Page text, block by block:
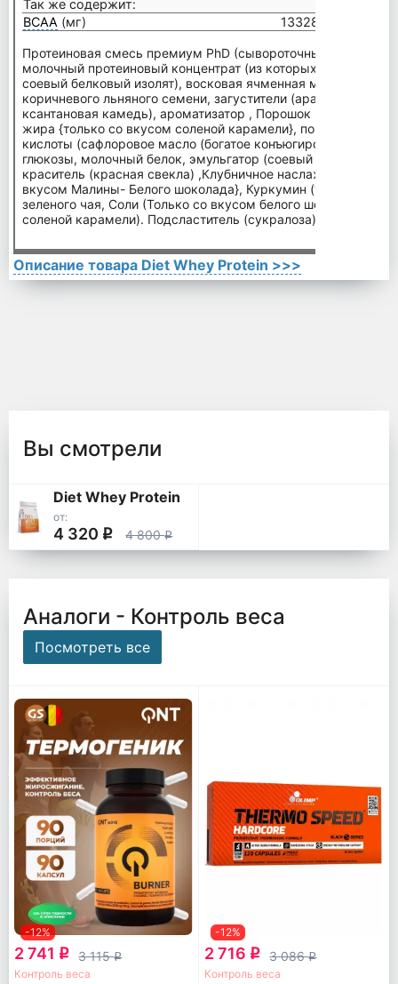
Так же содержит:
ВСАА (мг) 13328 мг
Протеиновая смесь премиум PhD (сывороточный *
молочный протеиновый концентрат (из которых 80% –
соевый белковый изолят), восковая ячменная мука,
коричневого льняного семени, загустители (аравийская
ксантановая камедь), ароматизатор , Порошок какао с
жира {только со вкусом соленой карамели}, порошок
кислоты (сафлоровое масло (богатое конъюгированной
глюкозы, молочный белок, эмульгатор (соевый лецитин),
краситель (красная свекла) ,Клубничное наслаждение,
вкусом Малины- Белого шоколада}, Куркумин (только со
зеленого чая, Соли (Только со вкусом белого шоколада и
соленой карамели). Подсластитель (сукралоза)
Описание товара Diet Whey Protein >>>
Вы смотрели
Diet Whey Protein
от:
4 320 q 4 800q
Аналоги - Контроль веса
Посмотреть все
-12%
2 741 q 3 115q
Контроль веса
-12%
2 716 q 3 086q
Контроль веса